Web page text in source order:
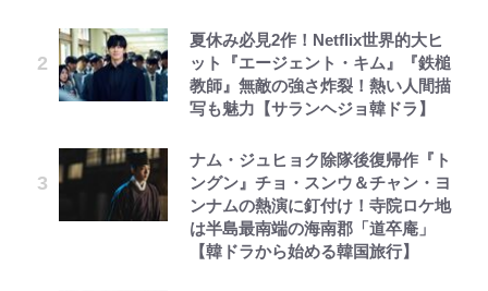
夏休み必見2作！Netflix世界的大ヒ
ット『エージェント・キム』『鉄槌
教師』無敵の強さ炸裂！熱い人間描
写も魅力【サランヘジョ韓ドラ】
ナム・ジュヒョク除隊後復帰作『ト
ングン』チョ・スンウ＆チャン・ヨ
ンナムの熱演に釘付け！寺院ロケ地
は半島最南端の海南郡「道卒庵」
【韓ドラから始める韓国旅行】